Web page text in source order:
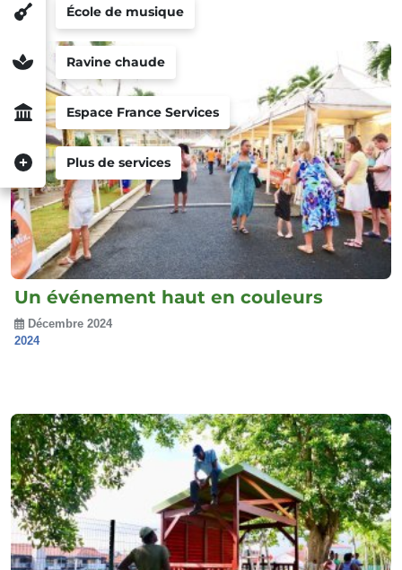
École de musique
Ravine chaude
Espace France Services
Plus de services
Un événement haut en couleurs
Décembre 2024
2024